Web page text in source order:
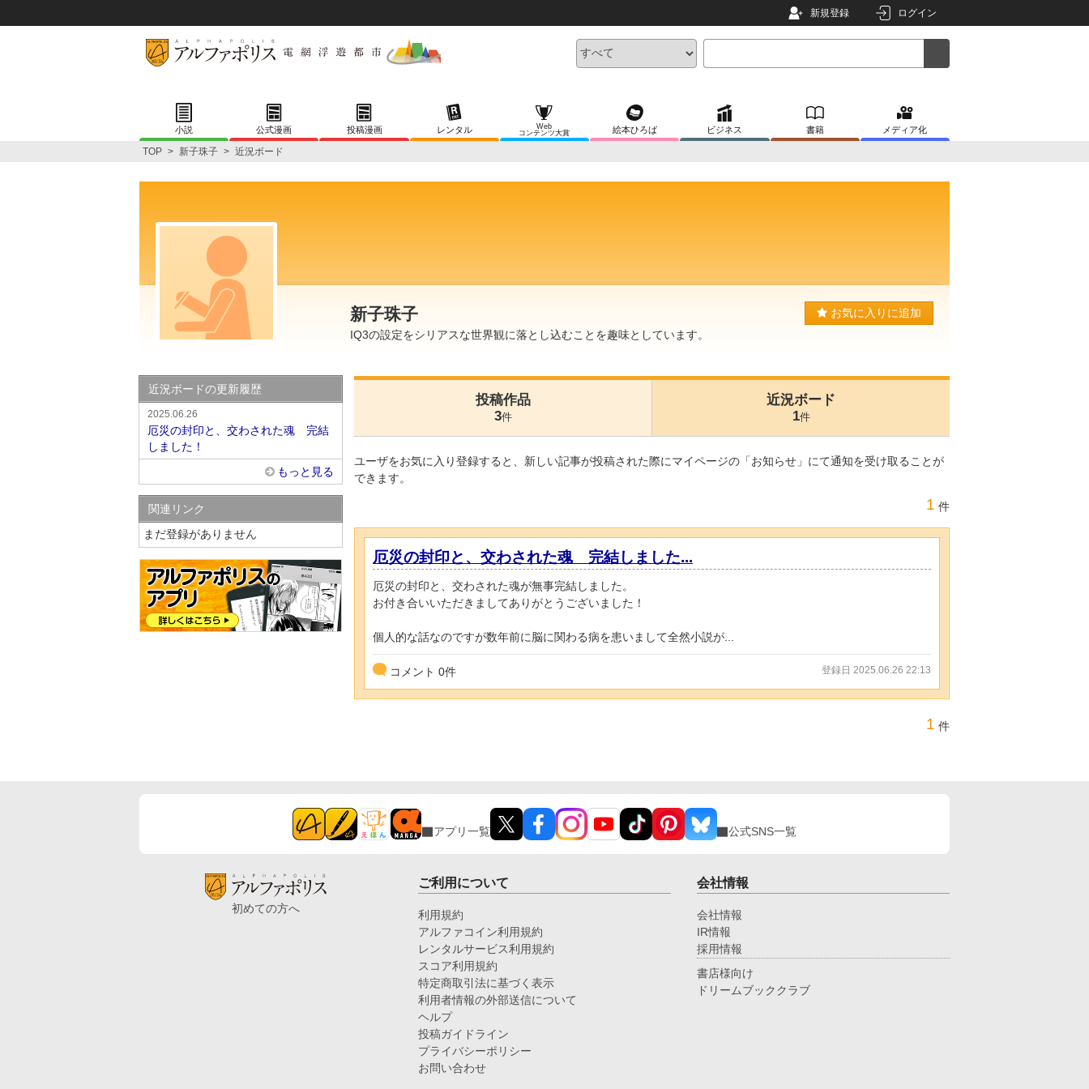
新規登録 ログイン
小説 公式漫画 投稿漫画 レンタル
Web
コンテンツ大賞
絵本ひろば ビジネス 書籍 メディア化
TOP > 新子珠子 > 近況ボード
新子珠子
IQ3の設定をシリアスな世界観に落とし込むことを趣味としています。
お気に入りに追加
投稿作品
3件
近況ボード
1件
ユーザをお気に入り登録すると、新しい記事が投稿された際にマイページの「お知らせ」にて通知を受け取ることが
できます。
1 件
厄災の封印と、交わされた魂 完結しました...
厄災の封印と、交わされた魂が無事完結しました。
お付き合いいただきましてありがとうございました！
個人的な話なのですが数年前に脳に関わる病を患いまして全然小説が...
コメント 0件 登録日 2025.06.26 22:13
1 件
近況ボードの更新履歴
2025.06.26
厄災の封印と、交わされた魂 完結
しました！
もっと見る
関連リンク
まだ登録がありません
アプリ一覧 公式SNS一覧
初めての方へ
ご利用について
利用規約
アルファコイン利用規約
レンタルサービス利用規約
スコア利用規約
特定商取引法に基づく表示
利用者情報の外部送信について
ヘルプ
投稿ガイドライン
プライバシーポリシー
お問い合わせ
会社情報
会社情報
IR情報
採用情報
書店様向け
ドリームブッククラブ